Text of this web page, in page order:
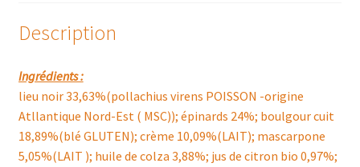
Description
Ingrédients :
lieu noir 33,63%(pollachius virens POISSON -origine
Atllantique Nord-Est ( MSC)); épinards 24%; boulgour cuit
18,89%(blé GLUTEN); crème 10,09%(LAIT); mascarpone
5,05%(LAIT ); huile de colza 3,88%; jus de citron bio 0,97%;